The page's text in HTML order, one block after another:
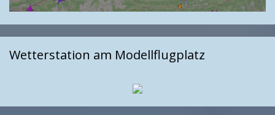
Wetterstation am Modellflugplatz